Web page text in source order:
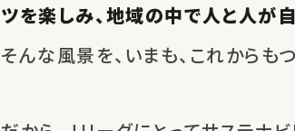
ツを楽しみ、地域の中で人と人が
そんな風景を、いまも、これからも